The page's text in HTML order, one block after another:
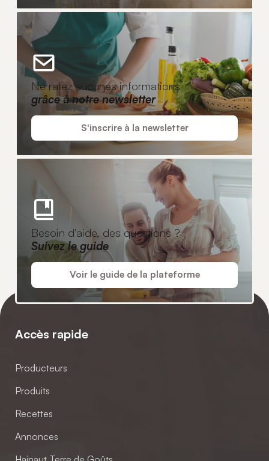
Ne ratez aucunes informations
grâce à notre newsletter
S'inscrire à la newsletter
Besoin d'aide, des questions ?
Suivez le guide
Voir le guide de la plateforme
Accès rapide
Producteurs
Produits
Recettes
Annonces